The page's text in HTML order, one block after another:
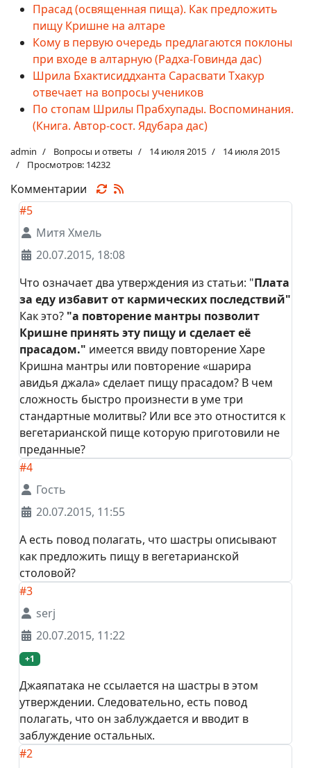
Прасад (освященная пища). Как предложить
пищу Кришне на алтаре
Кому в первую очередь предлагаются поклоны
при входе в алтарную (Радха-Говинда дас)
Шрила Бхактисиддханта Сарасвати Тхакур
отвечает на вопросы учеников
По стопам Шрилы Прабхупады. Воспоминания.
(Книга. Автор-сост. Ядубара дас)
admin Вопросы и ответы 14 июля 2015
14 июля 2015
Просмотров: 14232
Комментарии
#5
Митя Хмель
20.07.2015, 18:08
Что означает два утверждения из статьи: "Плата
за еду избавит от кармических последствий"
Как это? "а повторение мантры позволит
Кришне принять эту пищу и сделает её
прасадом." имеется ввиду повторение Харе
Кришна мантры или повторение «шарира
авидья джала» сделает пищу прасадом? В чем
сложность быстро произнести в уме три
стандартные молитвы? Или все это отностится к
вегетарианской пище которую приготовили не
преданные?
#4
Гость
20.07.2015, 11:55
А есть повод полагать, что шастры описывают
как предложить пищу в вегетарианской
столовой?
#3
serj
20.07.2015, 11:22
+1
Джаяпатака не ссылается на шастры в этом
утверждении. Следовательно, есть повод
полагать, что он заблуждается и вводит в
заблуждение остальных.
#2